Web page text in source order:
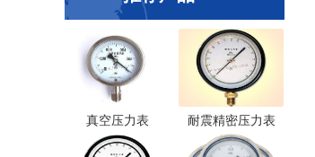
真空压力表 耐震精密压力表